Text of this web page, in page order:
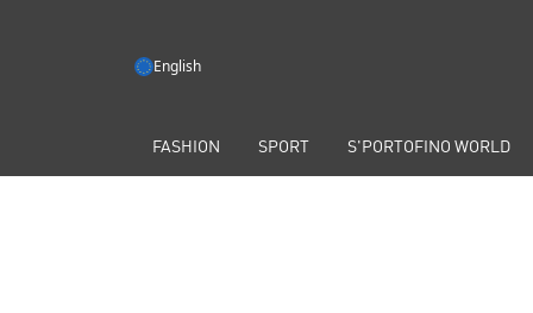
English
FASHION SPORT S'PORTOFINO WORLD